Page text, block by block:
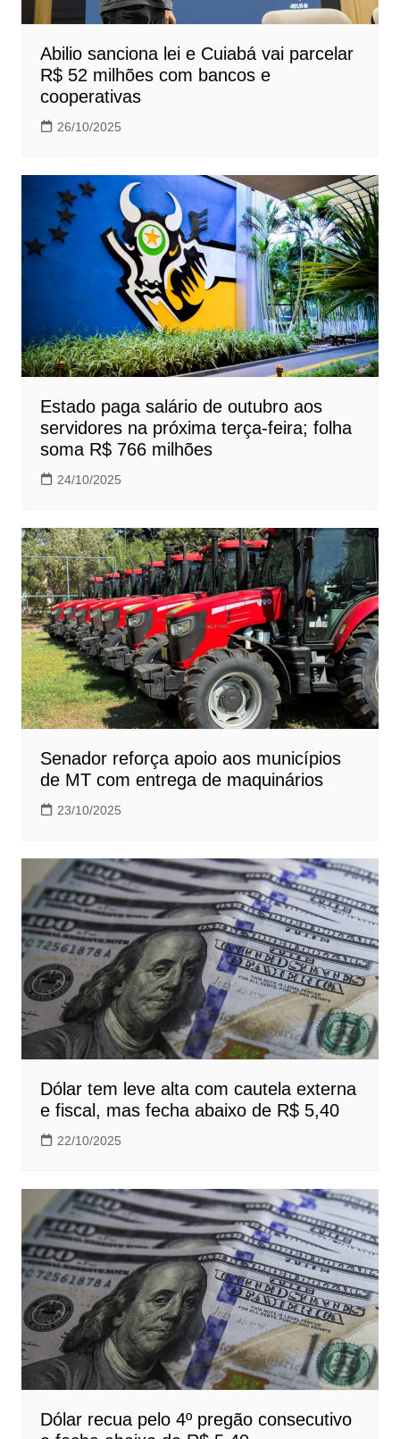
Abilio sanciona lei e Cuiabá vai parcelar
R$ 52 milhões com bancos e
cooperativas
26/10/2025
Estado paga salário de outubro aos
servidores na próxima terça-feira; folha
soma R$ 766 milhões
24/10/2025
Senador reforça apoio aos municípios
de MT com entrega de maquinários
23/10/2025
Dólar tem leve alta com cautela externa
e fiscal, mas fecha abaixo de R$ 5,40
22/10/2025
Dólar recua pelo 4º pregão consecutivo